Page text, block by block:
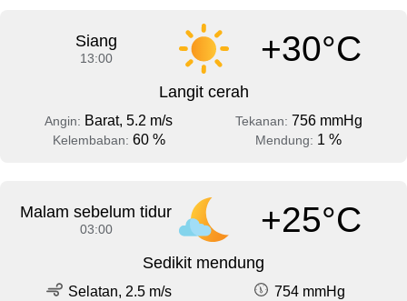
Siang
13:00 +30°C
Langit cerah
Angin: Barat, 5.2 m/s Tekanan: 756 mmHg
Kelembaban: 60 % Mendung: 1 %
Malam sebelum tidur
03:00 +25°C
Sedikit mendung
Selatan, 2.5 m/s
754 mmHg